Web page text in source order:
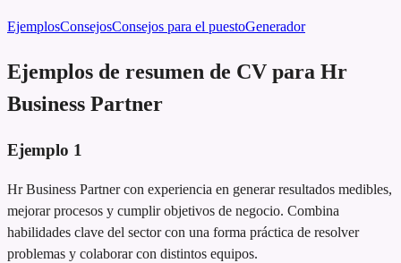
EjemplosConsejosConsejos para el puestoGenerador
Ejemplos de resumen de CV para Hr
Business Partner
Ejemplo 1
Hr Business Partner con experiencia en generar resultados medibles,
mejorar procesos y cumplir objetivos de negocio. Combina
habilidades clave del sector con una forma práctica de resolver
problemas y colaborar con distintos equipos.